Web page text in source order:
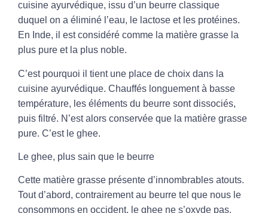
cuisine ayurvédique, issu d’un beurre classique
duquel on a éliminé l’eau, le lactose et les protéines.
En Inde, il est considéré comme la matière grasse la
plus pure et la plus noble.
C’est pourquoi il tient une place de choix dans la
cuisine ayurvédique. Chauffés longuement à basse
température, les éléments du beurre sont dissociés,
puis filtré. N’est alors conservée que la matière grasse
pure. C’est le ghee.
Le ghee, plus sain que le beurre
Cette matière grasse présente d’innombrables atouts.
Tout d’abord, contrairement au beurre tel que nous le
consommons en occident, le ghee ne s’oxyde pas.